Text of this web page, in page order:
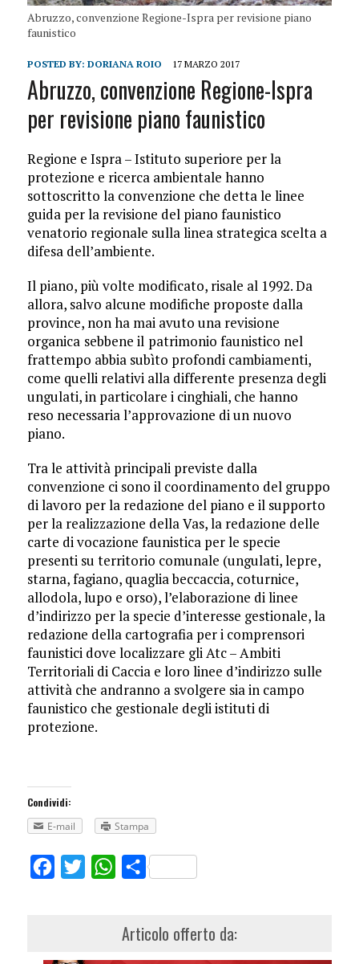
Abruzzo, convenzione Regione-Ispra per revisione piano
faunistico
POSTED BY: DORIANA ROIO 17 MARZO 2017
Abruzzo, convenzione Regione-Ispra
per revisione piano faunistico
Regione e Ispra – Istituto superiore per la
protezione e ricerca ambientale hanno
sottoscritto la convenzione che detta le linee
guida per la revisione del piano faunistico
venatorio regionale sulla linea strategica scelta a
difesa dell’ambiente.
Il piano, più volte modificato, risale al 1992. Da
allora, salvo alcune modifiche proposte dalla
province, non ha mai avuto una revisione
organica sebbene il patrimonio faunistico nel
frattempo abbia subìto profondi cambiamenti,
come quelli relativi alla differente presenza degli
ungulati, in particolare i cinghiali, che hanno
reso necessaria l’approvazione di un nuovo
piano.
Tra le attività principali previste dalla
convenzione ci sono il coordinamento del gruppo
di lavoro per la redazione del piano e il supporto
per la realizzazione della Vas, la redazione delle
carte di vocazione faunistica per le specie
presenti su territorio comunale (ungulati, lepre,
starna, fagiano, quaglia beccaccia, coturnice,
allodola, lupo e orso), l’elaborazione di linee
d’indirizzo per la specie d’interesse gestionale, la
redazione della cartografia per i comprensori
faunistici dove localizzare gli Atc – Ambiti
Territoriali di Caccia e loro linee d’indirizzo sulle
attività che andranno a svolgere sia in campo
faunistico che gestionale degli istituti di
protezione.
Condividi:
E-mail
Stampa
FacebookTwitterWhatsApp
Share
Articolo offerto da: